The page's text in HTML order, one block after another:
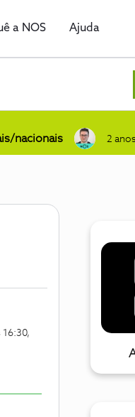
a NOS Ajuda
nacionais 2